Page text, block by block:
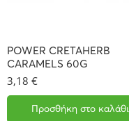
POWER CRETAHERB
CARAMELS 60G
3,18 €
Προσθήκη στο καλάθι